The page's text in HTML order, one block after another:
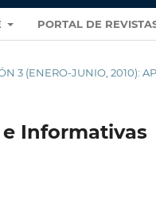
PORTAL DE
3 (ENERO-JUNIO, 2010):
Informativas